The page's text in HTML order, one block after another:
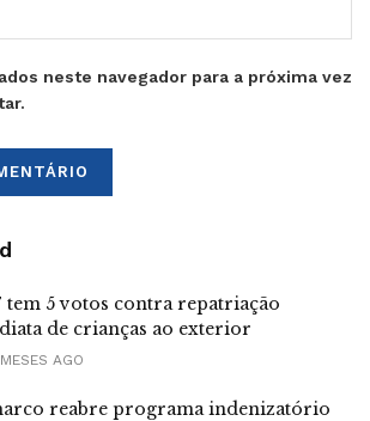
neste navegador para a próxima vez
tem 5 votos contra repatriação
de crianças ao exterior
AGO
reabre programa indenizatório